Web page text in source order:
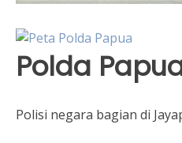
Polda
Polisi negara bagian di